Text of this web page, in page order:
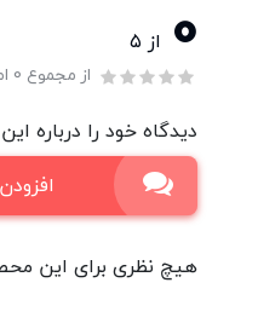
0 از ۵
از مجموع 0 امتیاز
دیدگاه خود را درباره
هیچ نظری برای این